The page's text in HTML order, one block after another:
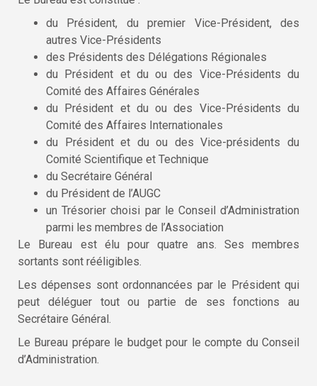
du Président, du premier Vice-Président, des
autres Vice-Présidents
des Présidents des Délégations Régionales
du Président et du ou des Vice-Présidents du
Comité des Affaires Générales
du Président et du ou des Vice-Présidents du
Comité des Affaires Internationales
du Président et du ou des Vice-présidents du
Comité Scientifique et Technique
du Secrétaire Général
du Président de l’AUGC
un Trésorier choisi par le Conseil d’Administration
parmi les membres de l’Association
Le Bureau est élu pour quatre ans. Ses membres
sortants sont rééligibles.
Les dépenses sont ordonnancées par le Président qui
peut déléguer tout ou partie de ses fonctions au
Secrétaire Général.
Le Bureau prépare le budget pour le compte du Conseil
d’Administration.